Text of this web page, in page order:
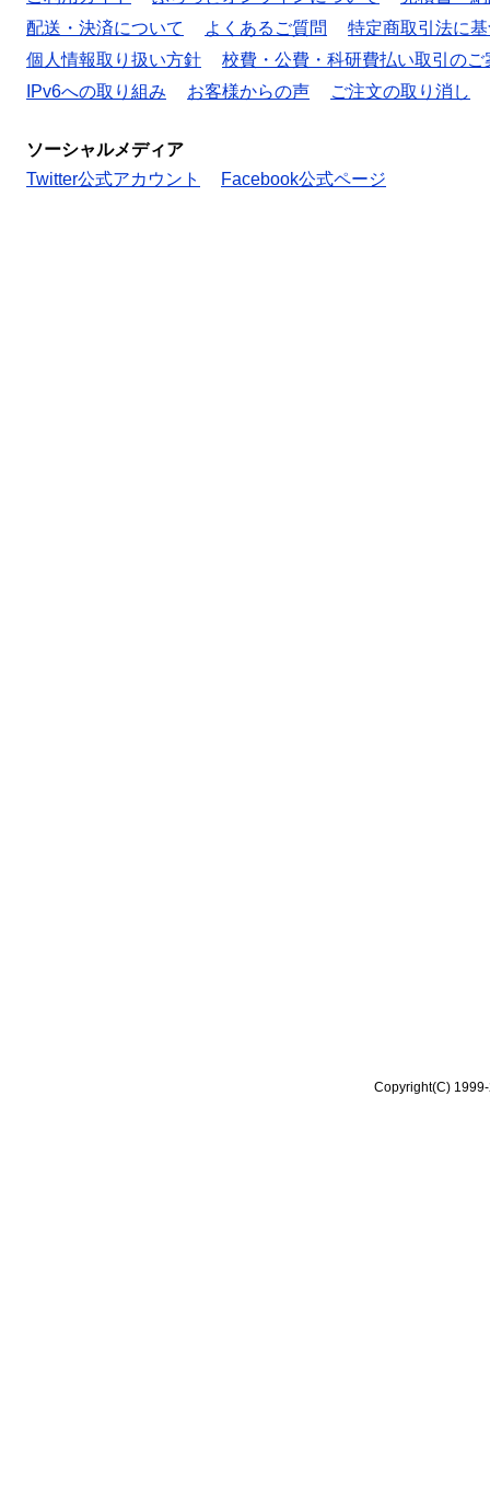
配送・決済について
よくあるご質問
特定商取引法に
個人情報取り扱い方針
校費・公費・科研費払い取引のご
IPv6への取り組み
お客様からの声 ご注文の取り消し
ソーシャルメディア
Twitter公式アカウント
Facebook公式ページ
Copyright(C)